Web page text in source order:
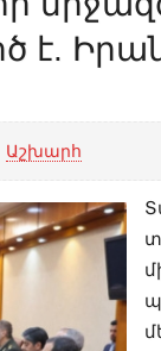
է.
Աշխարհ